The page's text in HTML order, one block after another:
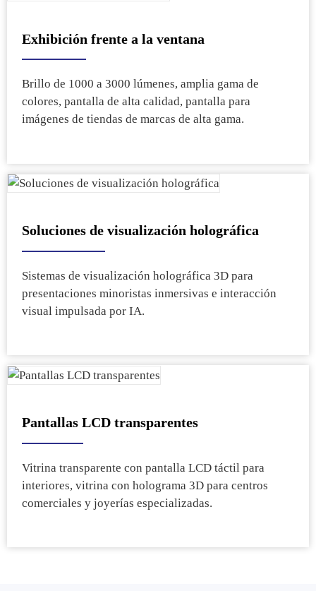
Exhibición frente a la ventana
Brillo de 1000 a 3000 lúmenes, amplia gama de
colores, pantalla de alta calidad, pantalla para
imágenes de tiendas de marcas de alta gama.
Soluciones de visualización holográfica
Sistemas de visualización holográfica 3D para
presentaciones minoristas inmersivas e interacción
visual impulsada por IA.
Pantallas LCD transparentes
Vitrina transparente con pantalla LCD táctil para
interiores, vitrina con holograma 3D para centros
comerciales y joyerías especializadas.